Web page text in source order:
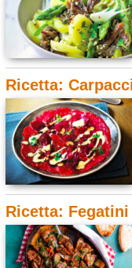
Ricetta:
Ricetta: